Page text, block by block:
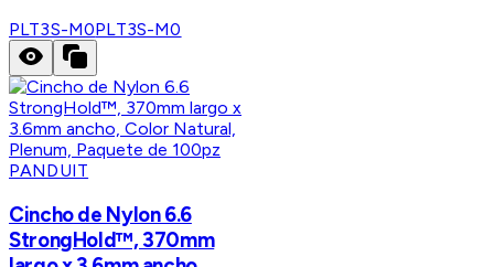
PLT3S-M0PLT3S-M0
PANDUIT
Cincho de Nylon 6.6
StrongHold™, 370mm